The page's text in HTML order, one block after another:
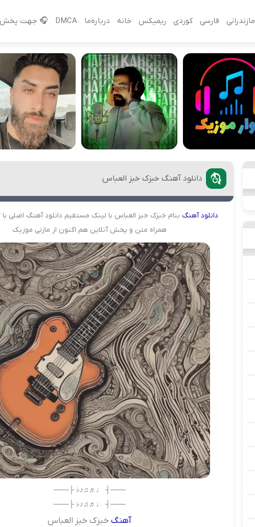
مازندرانی فارسی کوردی ریمیکس خانه درباره‌‌ما DMCA 🎧 جهت پخش
دانلود آهنگ خبزک خبز العباس
دانلودآهنگ بنام خبزک خبز العباس با لینک مستقیم دانلود آهنگ اصلی با
همراه متن و پخش آنلاین هم اکنون از مازنی موزیک
───┤ ♩♬♫♪♭ ├───
───┤ ♩♬♫♪♭ ├───
آهنگ خبزک خبز العباس